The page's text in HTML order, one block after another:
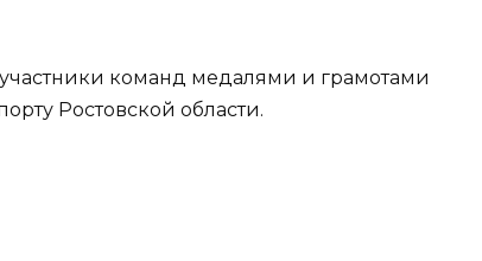
команд медалями и грамотами
Ростовской области.